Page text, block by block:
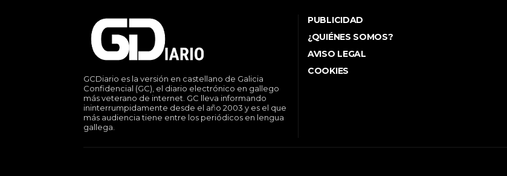
GCDiario es la versión en castellano de Galicia
Confidencial (GC), el diario electrónico en gallego
más veterano de internet. GC lleva informando
ininterrumpidamente desde el año 2003 y es el que
más audiencia tiene entre los periódicos en lengua
gallega.
PUBLICIDAD
¿QUIÉNES SOMOS?
AVISO LEGAL
COOKIES